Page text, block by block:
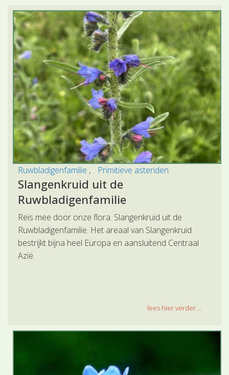
Ruwbladigenfamilie Primitieve asteriden
Slangenkruid uit de
Ruwbladigenfamilie
Reis mee door onze flora. Slangenkruid uit de
Ruwbladigenfamilie. Het areaal van Slangenkruid
bestrijkt bijna heel Europa en aansluitend Centraal
Azië.
lees hier verder ...